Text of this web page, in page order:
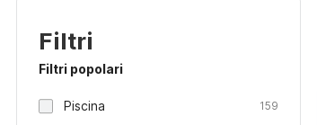
Filtri
Filtri popolari
Piscina 159